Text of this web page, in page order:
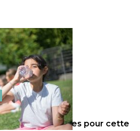
attendues pour cette